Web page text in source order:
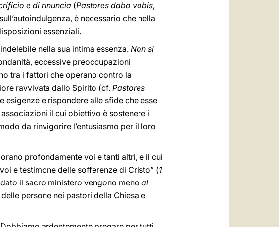
e di rinuncia (Pastores dabo vobis,
è necessario che nella
essenziali.
nella sua intima essenza. Non si
eccessive preoccupazioni
tra i fattori che operano contro la
ravvivata dallo Spirito (cf. Pastores
esigenze e rispondere alle sfide che esse
il cui obiettivo è sostenere i
da rinvigorire l’entusiasmo per il loro
profondamente voi e tanti altri, e il cui
e testimone delle sofferenze di Cristo” (1
il sacro ministero vengono meno al
persone nei pastori della Chiesa e